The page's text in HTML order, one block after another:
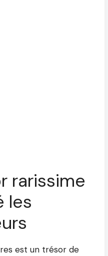
rarissime
les
est un trésor de